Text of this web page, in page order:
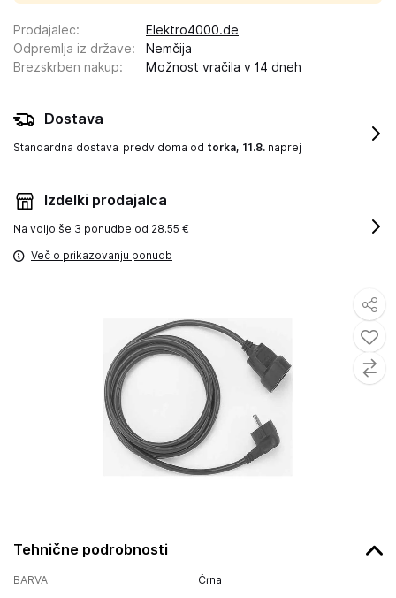
Tehnične podrobnosti
BARVA Črna
Prodajalec:
Elektro4000.de
Odpremlja iz države:
Nemčija
Brezskrben nakup: Možnost vračila v 14 dneh
Dostava
Standardna dostava predvidoma od torka, 11.8. naprej
Izdelki prodajalca
Na voljo še 3 ponudbe od 28.55 €
Več o prikazovanju ponudb